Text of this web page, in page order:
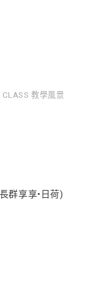
CLASS 教學風景
群享享•日荷)